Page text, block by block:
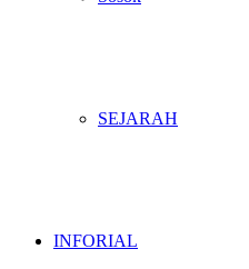
SEJARAH
INFORIAL